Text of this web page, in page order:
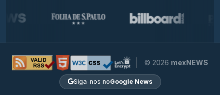
© 2026 mexNEWS
Siga-nos noGoogle News